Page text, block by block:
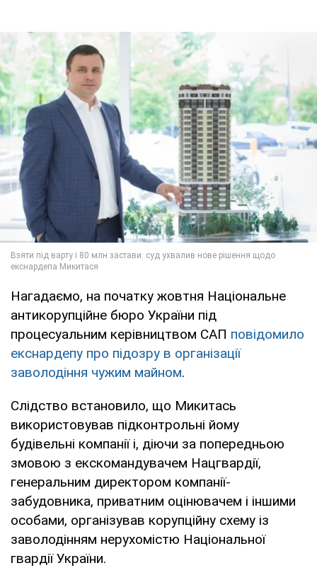
Нагадаємо, на початку жовтня Національне
антикорупційне бюро України під
процесуальним керівництвом САП повідомило
екснардепу про підозру в організації
заволодіння чужим майном.
Слідство встановило, що Микитась
використовував підконтрольні йому
будівельні компанії і, діючи за попередньою
змовою з екскомандувачем Нацгвардії,
генеральним директором компанії-
забудовника, приватним оцінювачем і іншими
особами, організував корупційну схему із
заволодінням нерухомістю Національної
гвардії України.